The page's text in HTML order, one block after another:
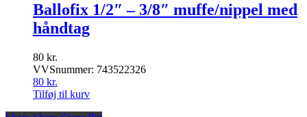
Ballofix 1/2″ – 3/8″ muffe/nippel med
håndtag
80 kr.
VVSnummer: 743522326
80 kr.
Tilføj til kurv